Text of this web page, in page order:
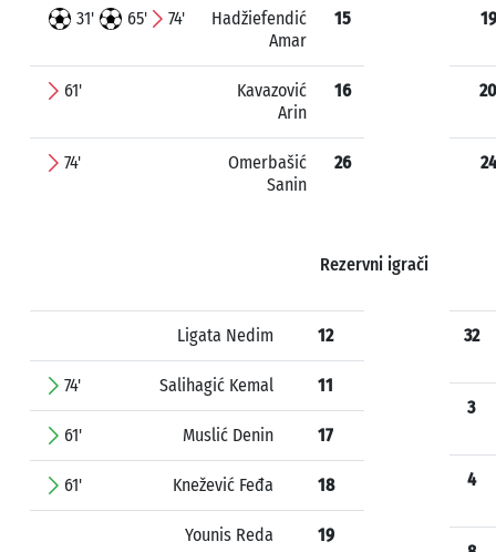
31' 65' 74'
Hadžiefendić
Amar
15
61'
Kavazović
Arin
16
74'
Omerbašić
Sanin
26
19
20
24
Rezervni igrači
Ligata Nedim 12
74' Salihagić Kemal 11
61' Muslić Denin 17
61' Knežević Feđa 18
Younis Reda 19
32
3
4